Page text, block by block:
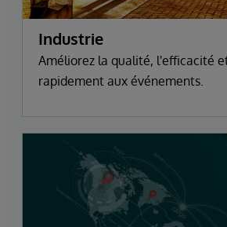
Industrie
Améliorez la qualité, l'efficacité
rapidement aux événements.